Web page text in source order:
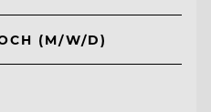
(M/W/D)